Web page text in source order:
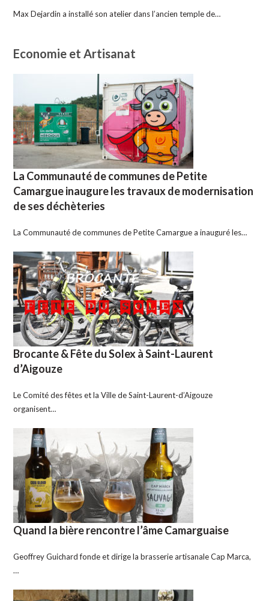
Max Dejardin a installé son atelier dans l’ancien temple de…
Economie et Artisanat
La Communauté de communes de Petite
Camargue inaugure les travaux de modernisation
de ses déchèteries
La Communauté de communes de Petite Camargue a inauguré les…
Brocante & Fête du Solex à Saint-Laurent
d’Aigouze
Le Comité des fêtes et la Ville de Saint-Laurent-d’Aigouze
organisent…
Quand la bière rencontre l’âme Camarguaise
Geoffrey Guichard fonde et dirige la brasserie artisanale Cap Marca,
…